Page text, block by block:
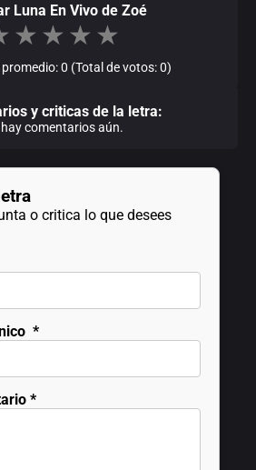
Luna En Vivo de Zoé
★ ★ ★ ★
0 (Total de votos: 0)
y criticas de la letra:
comentarios aún.
o critica lo que desees
*
*